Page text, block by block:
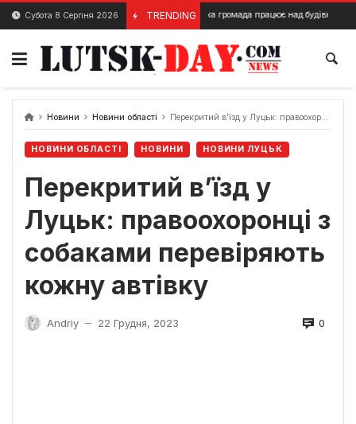
Skip
content
Субота 8 Серпня 2026 TRENDING
8 Вересня, 2024 Волинська громада працює над будівництвом вітряної
Новини Новини області Перекритий в’їзд у Луцьк: правоохоронці з собаками перевіряють кожну автівку
НОВИНИ ОБЛАСТІ НОВИНИ НОВИНИ ЛУЦЬК
Перекритий в’їзд у
Луцьк: правоохоронці з
собаками перевіряють
кожну автівку
Andriy — 22 Грудня, 2023 0